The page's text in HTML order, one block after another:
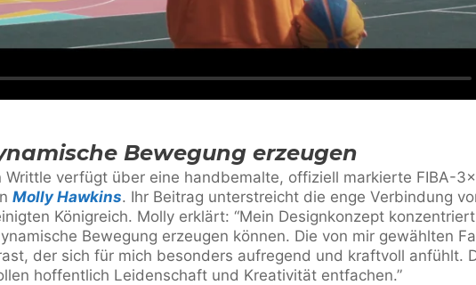
Bewegung erzeugen
Writtle verfügt über eine handbemalte, offiziell markierte FIBA-
Molly Hawkins. Ihr Beitrag unterstreicht die enge Verbindung
Königreich. Molly erklärt: “Mein Designkonzept
Bewegung erzeugen können. Die von mir gewählten
der sich für mich besonders aufregend und kraftvoll anfühlt.
hoffentlich Leidenschaft und Kreativität entfachen.”